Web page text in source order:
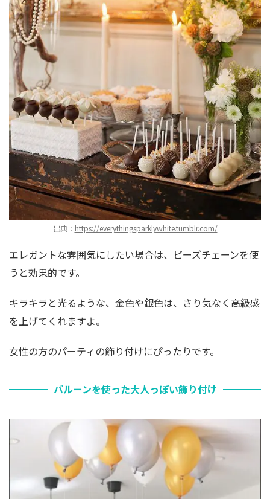
出典： https://everythingsparklywhite.tumblr.com/
エレガントな雰囲気にしたい場合は、ビーズチェーンを使
うと効果的です。
キラキラと光るような、金色や銀色は、さり気なく高級感
を上げてくれますよ。
女性の方のパーティの飾り付けにぴったりです。
バルーンを使った大人っぽい飾り付け